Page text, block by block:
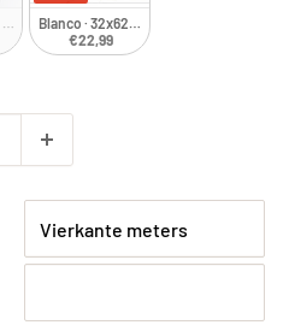
32x62,5 cm
Blanco · 32x62,5 cm
€22,99